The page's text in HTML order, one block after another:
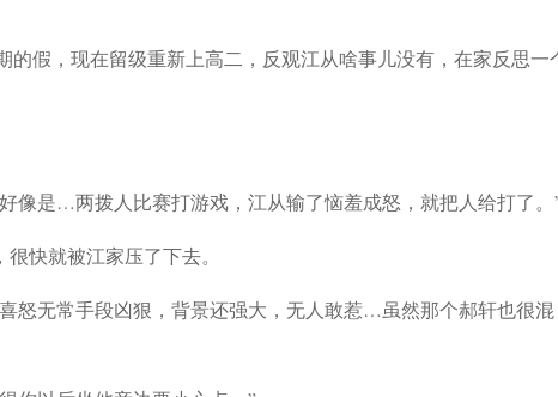
假，现在留级重新上高二，反观江从啥事儿没有，在家反思一
像是…两拨人比赛打游戏，江从输了恼羞成怒，就把人给打了。
快就被江家压了下去。
怒无常手段凶狠，背景还强大，无人敢惹…虽然那个郝轩也很混